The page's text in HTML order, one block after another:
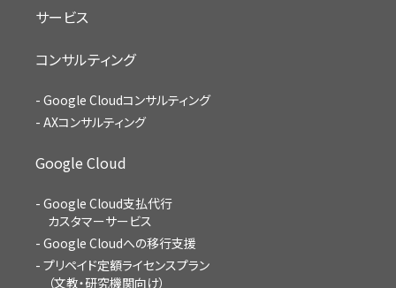
サービス
コンサルティング
Google Cloudコンサルティング
AXコンサルティング
Google Cloud
Google Cloud支払代行
カスタマーサービス
Google Cloudへの移行支援
プリペイド定額ライセンスプラン
（文教・研究機関向け）